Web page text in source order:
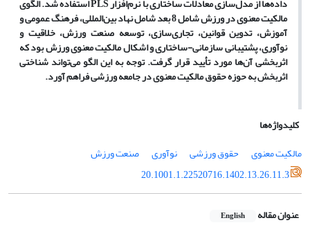
داده‌ها از مدلسازی معادلات ساختاری با نرم‌افزارPLSاستفاده شد. الگوی
مالکیت معنوی در ورزش شامل 8 بعد شامل نهاد بین‌المللی، فرهنگ عمومی و
آموزش، تدوین قوانین، تجاری‌سازی، توسعه صنعت ورزش، خلاقیت و
نوآوری، پشتیبانی سازمانی-ساختاری و اشکال مالکیت معنوی ورزش بود که
اثربخشی آن‌ها مورد تأیید قرار گرفت. توجه به این الگو می‌تواند شناختی
اثربخش به حوزه حقوق مالکیت معنوی در جامعه ورزشی فراهم آورد.
کلیدواژه‌ها
مالکیت معنوی
حقوق ورزشی نوآوری
صنعت ورزش
20.1001.1.22520716.1402.13.26.11.3
عنوان مقاله English